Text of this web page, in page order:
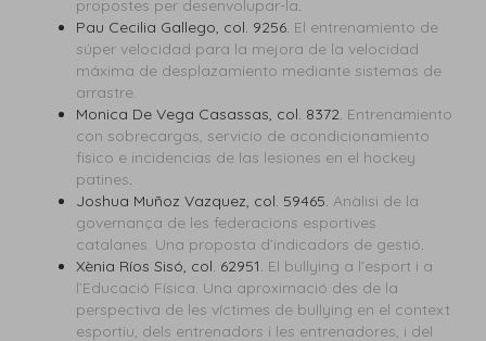
propostes per desenvolupar-la.
Pau Cecilia Gallego, col. 9256. El entrenamiento de
súper velocidad para la mejora de la velocidad
máxima de desplazamiento mediante sistemas de
arrastre.
Monica De Vega Casassas, col. 8372. Entrenamiento
con sobrecargas, servicio de acondicionamiento
fisico e incidencias de las lesiones en el hockey
patines.
Joshua Muñoz Vazquez, col. 59465. Anàlisi de la
governança de les federacions esportives
catalanes. Una proposta d’indicadors de gestió.
Xènia Ríos Sisó, col. 62951. El bullying a l’esport i a
l’Educació Física. Una aproximació des de la
perspectiva de les víctimes de bullying en el context
esportiu, dels entrenadors i les entrenadores, i del